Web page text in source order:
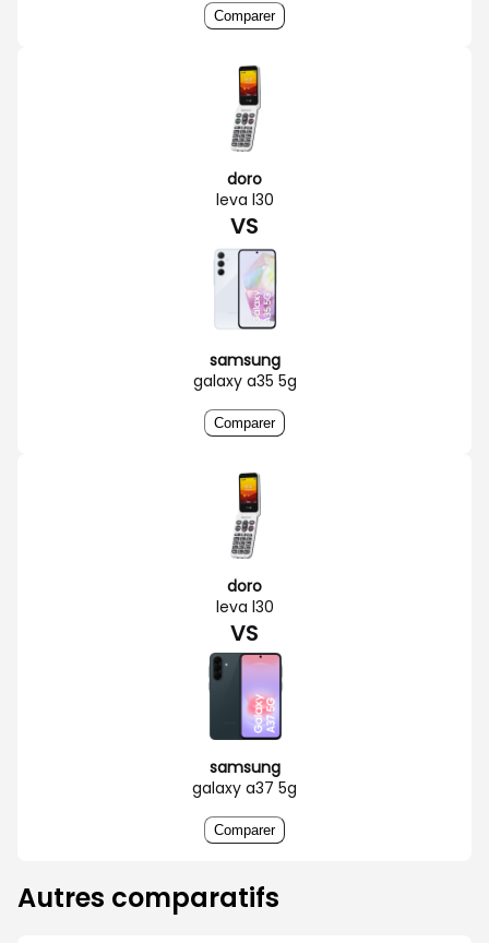
Comparer
doro
leva l30
VS
samsung
galaxy a35 5g
Comparer
doro
leva l30
VS
samsung
galaxy a37 5g
Comparer
Autres comparatifs